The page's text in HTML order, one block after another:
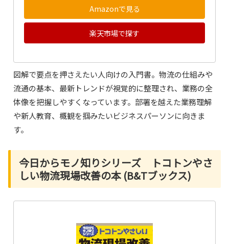
Amazonで見る
楽天市場で探す
図解で要点を押さえたい人向けの入門書。物流の仕組みや
流通の基本、最新トレンドが視覚的に整理され、業務の全
体像を把握しやすくなっています。部署を越えた業務理解
や新人教育、概観を掴みたいビジネスパーソンに向きま
す。
今日からモノ知りシリーズ トコトンやさ
しい物流現場改善の本 (B&Tブックス)